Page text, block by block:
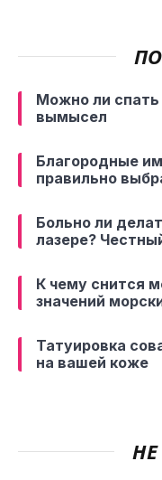
Можно ли спать
вымысел
Благородные
правильно
Больно ли
лазере?
К чему снится
значений
Татуировка
на вашей коже